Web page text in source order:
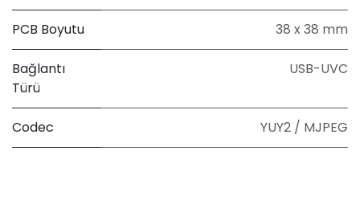
PCB Boyutu 38 x 38 mm
Bağlantı
Türü
USB-UVC
Codec YUY2 / MJPEG